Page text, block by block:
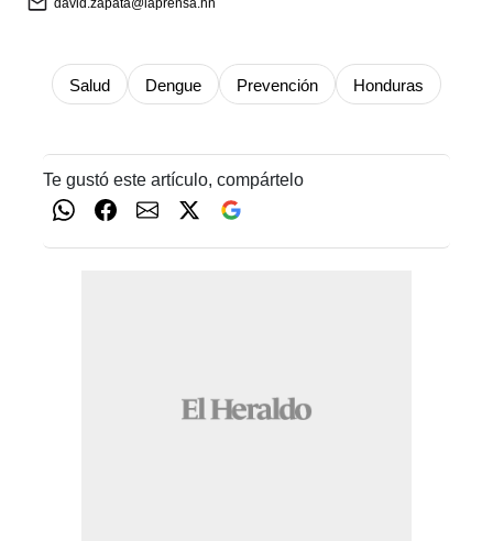
david.zapata@laprensa.hn
Salud Dengue Prevención Honduras
Te gustó este artículo, compártelo